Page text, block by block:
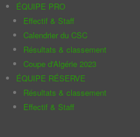
ÉQUIPE PRO
Effectif & Staff
Calendrier du CSC
Résultats & classement
Coupe d'Algérie 2023
ÉQUIPE RÉSERVE
Résultats & classement
Effectif & Staff